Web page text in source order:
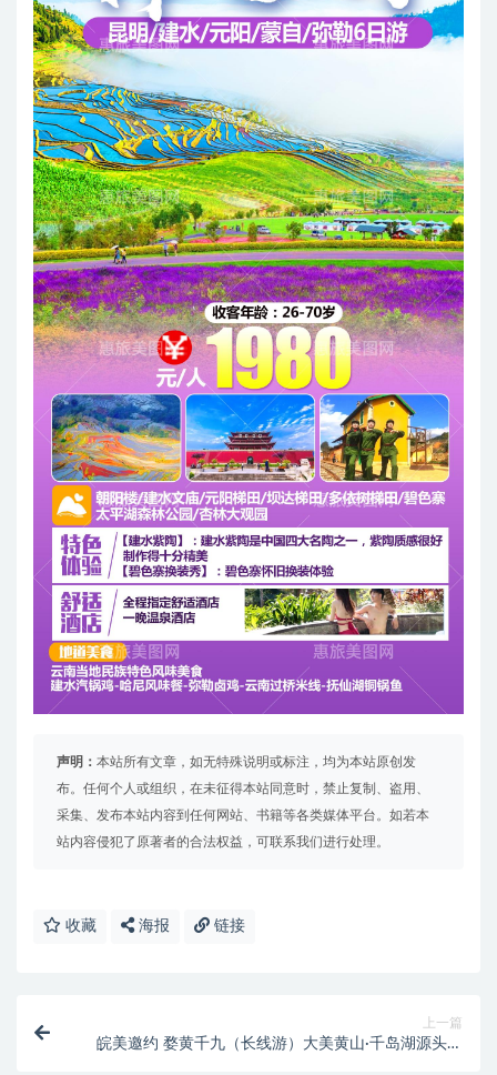
声明： 本站所有文章，如无特殊说明或标注，均为本站原创发
布。任何个人或组织，在未征得本站同意时，禁止复制、盗用、
采集、发布本站内容到任何网站、书籍等各类媒体平台。如若本
站内容侵犯了原著者的合法权益，可联系我们进行处理。
收藏 海报 链接
上一篇
皖美邀约 婺黄千九（长线游）大美黄山·千岛湖源头新